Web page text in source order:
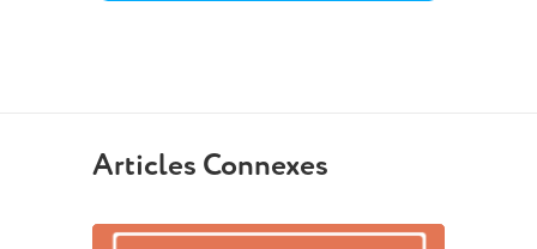
Articles Connexes